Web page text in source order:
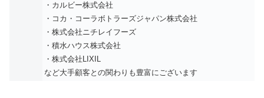
・カルビー株式会社
・コカ・コーラボトラーズジャパン株式会社
・株式会社ニチレイフーズ
・積水ハウス株式会社
・株式会社LIXIL
など大手顧客との関わりも豊富にございます